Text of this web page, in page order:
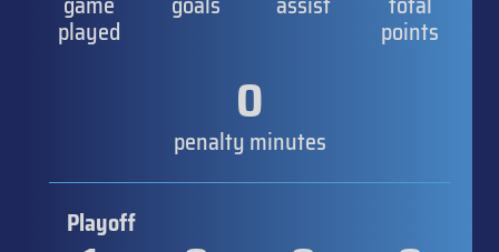
played points
0
penalty minutes
Playoff